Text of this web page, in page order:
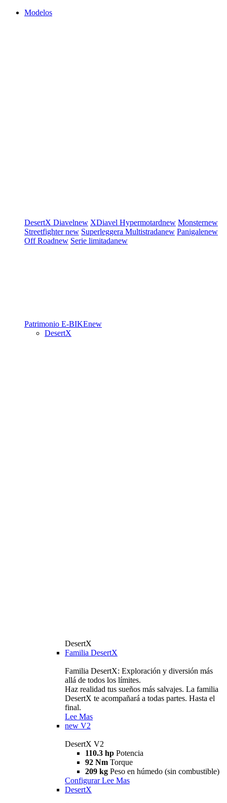
Modelos
DesertX Diavelnew XDiavel Hypermotardnew Monsternew
Streetfighternew Superleggera Multistradanew Panigalenew
Off Roadnew Serie limitadanew
Patrimonio E-BIKEnew
DesertX
DesertX
Familia DesertX
Familia DesertX: Exploración y diversión más
allá de todos los límites.
Haz realidad tus sueños más salvajes. La familia
DesertX te acompañará a todas partes. Hasta el
final.
Lee Mas
new V2
DesertX V2
110.3 hp Potencia
92 Nm Torque
209 kg Peso en húmedo (sin combustible)
Configurar Lee Mas
DesertX